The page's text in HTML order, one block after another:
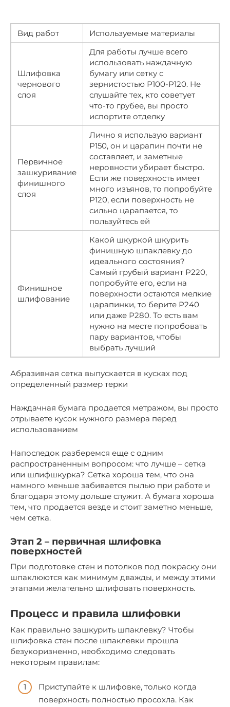
Вид работ Используемые материалы
Шлифовка
чернового
слоя
Для работы лучше всего
использовать наждачную
бумагу или сетку с
зернистостью Р100-Р120. Не
слушайте тех, кто советует
что-то грубее, вы просто
испортите отделку
Первичное
зашкуривание
финишного
слоя
Лично я использую вариант
Р150, он и царапин почти не
составляет, и заметные
неровности убирает быстро.
Если же поверхность имеет
много изъянов, то попробуйте
Р120, если поверхность не
сильно царапается, то
пользуйтесь ей
Финишное
шлифование
Какой шкуркой шкурить
финишную шпаклевку до
идеального состояния?
Самый грубый вариант Р220,
попробуйте его, если на
поверхности остаются мелкие
царапинки, то берите Р240
или даже Р280. То есть вам
нужно на месте попробовать
пару вариантов, чтобы
выбрать лучший
Абразивная сетка выпускается в кусках под
определенный размер терки
Наждачная бумага продается метражом, вы просто
отрываете кусок нужного размера перед
использованием
Напоследок разберемся еще с одним
распространенным вопросом: что лучше – сетка
или шлифшкурка? Сетка хороша тем, что она
намного меньше забивается пылью при работе и
благодаря этому дольше служит. А бумага хороша
тем, что продается везде и стоит заметно меньше,
чем сетка.
Этап 2 – первичная шлифовка
поверхностей
При подготовке стен и потолков под покраску они
шпаклюются как минимум дважды, и между этими
этапами желательно шлифовать поверхность.
Процесс и правила шлифовки
Как правильно зашкурить шпаклевку? Чтобы
шлифовка стен после шпаклевки прошла
безукоризненно, необходимо следовать
некоторым правилам:
Приступайте к шлифовке, только когда
поверхность полностью просохла. Как